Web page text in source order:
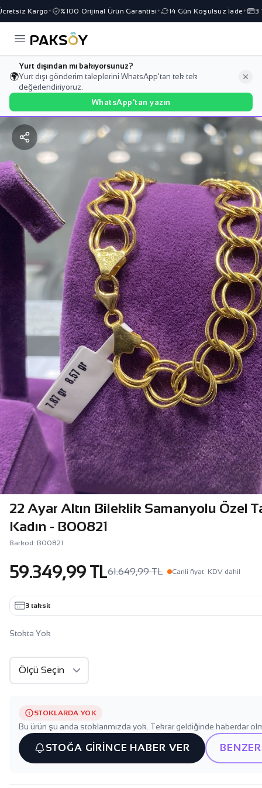
Kargo✦ %100 Orijinal Ürün Garantisi✦ 14 Gün Koşulsuz İade ✦ 3
🌍
Yurt dışından mı bakıyorsunuz?
Yurt dışı gönderim taleplerini WhatsApp'tan tek tek
değerlendiriyoruz.
WhatsApp'tan yazın
22 Ayar Altın Bileklik Samanyolu Özel
Kadın - B00821
Barkod: B00821
59.349,99 TL61.649,99 TL Canli fiyat· KDV dahil
3 taksit ·
Stokta Yok
STOKLARDA YOK
Bu ürün şu anda stoklarımızda yok. Tekrar geldiğinde haberdar
STOĞA GİRİNCE HABER VER